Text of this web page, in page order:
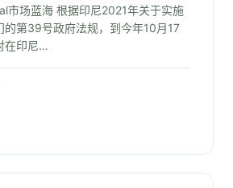
市场蓝海 根据印尼2021年关于实施
的第39号政府法规，到今年10月17
在印尼…